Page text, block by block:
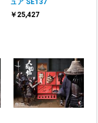
ュア SE137
￥25,427